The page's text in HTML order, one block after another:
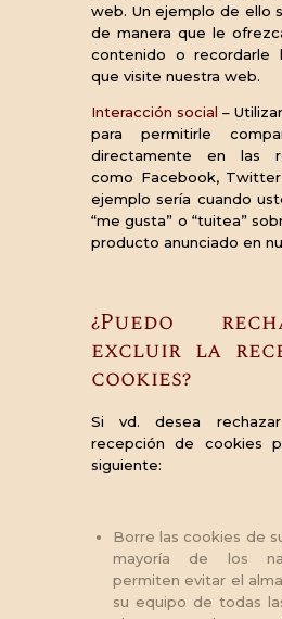
web. Un ejemplo de ello
de manera que le
contenido o recordarle
que visite nuestra web.
Interacción social –
para permitirle
directamente en las
como Facebook, Twitter
ejemplo sería cuando
“me gusta” o “tuitea”
producto anunciado en
¿Puedo
excluir la
cookies?
Si vd. desea
recepción de cookies
siguiente:
Borre las cookies de
mayoría de los
permiten evitar el
su equipo de todas